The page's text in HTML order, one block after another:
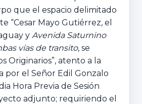
que el espacio delimitado
“Cesar Mayo Gutiérrez, el
y Avenida Saturnino
vías de transito, se
Originarios”, atento a la
por el Señor Edil Gonzalo
Hora Previa de Sesión
adjunto; requiriendo el